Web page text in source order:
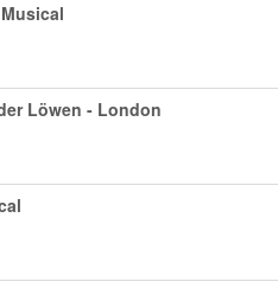
Löwen - London